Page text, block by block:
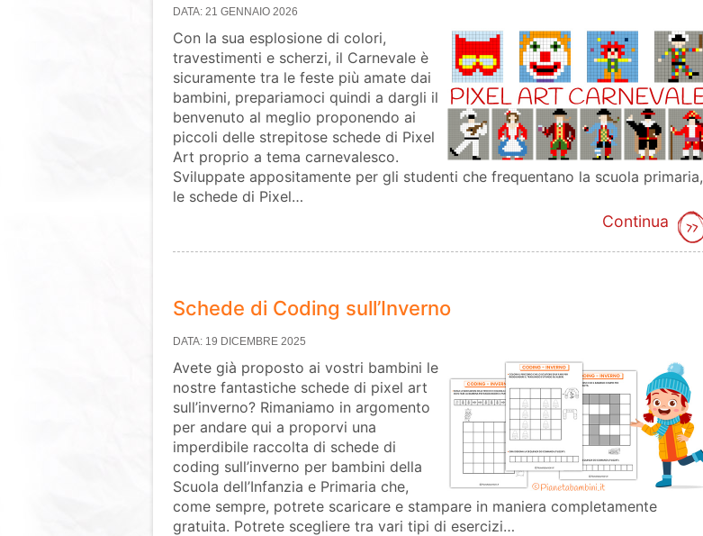
DATA: 21 GENNAIO 2026
Con la sua esplosione di colori,
travestimenti e scherzi, il Carnevale è
sicuramente tra le feste più amate dai
bambini, prepariamoci quindi a dargli il
benvenuto al meglio proponendo ai
piccoli delle strepitose schede di Pixel
Art proprio a tema carnevalesco.
Sviluppate appositamente per gli studenti che frequentano la scuola primaria,
le schede di Pixel…
Continua
Schede di Coding sull’Inverno
DATA: 19 DICEMBRE 2025
Avete già proposto ai vostri bambini le
nostre fantastiche schede di pixel art
sull’inverno? Rimaniamo in argomento
per andare qui a proporvi una
imperdibile raccolta di schede di
coding sull’inverno per bambini della
Scuola dell’Infanzia e Primaria che,
come sempre, potrete scaricare e stampare in maniera completamente
gratuita. Potrete scegliere tra vari tipi di esercizi…